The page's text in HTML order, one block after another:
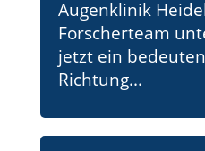
Augenklinik
Forscherteam
jetzt ein
Richtung...